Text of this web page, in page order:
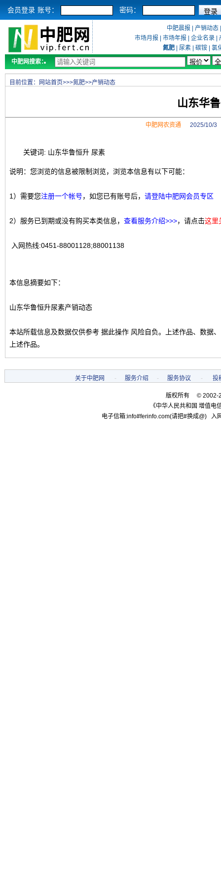
会员登录 账号： 密码：
中肥晨报 产销动态
市场月报
市场年报 企业名录
氮肥
尿素 碳铵
氯
中肥网搜索：
目前位置： 网站首页>>>氮肥>>产销动态
山东华
中肥网农资通 2025/10/3
关键词: 山东华鲁恒升 尿素
说明：您浏览的信息被限制浏览，浏览本信息有以下可能：
1）需要您注册一个帐号，如您已有账号后， 请登陆中肥网会员专区
2）服务已到期或没有购买本类信息， 查看服务介绍>>>，请点击这里
入网热线:0451-88001128;88001138
本信息摘要如下：
山东华鲁恒升尿素产销动态
本站所载信息及数据仅供参考 据此操作 风险自负。上述作品、数据
上述作品。
关于中肥网 - 服务介绍 - 服务协议 - 投
版权所有 © 2002-
《中华人民共和国 增值电
电子信箱:info#ferinfo.com(请把#换成@)